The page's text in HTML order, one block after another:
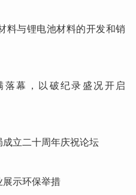
与锂电池材料的开发和销
落幕，以破纪录盛况开启
立二十周年庆祝论坛
示环保举措